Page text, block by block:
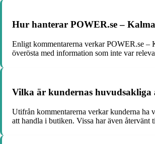
Hur hanterar POWER.se –
Enligt kommentarerna verkar POWER.se –
överösta med information som inte var
Vilka är kundernas huvudsakliga
Utifrån kommentarerna verkar kunderna ha
att handla i butiken. Vissa har även